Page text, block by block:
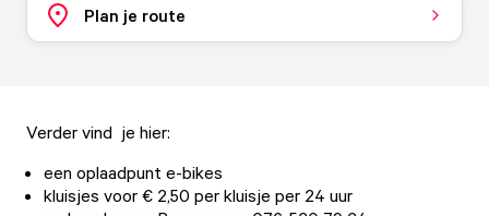
Plan je route
Verder vind je hier:
een oplaadpunt e-bikes
kluisjes voor € 2,50 per kluisje per 24 uur